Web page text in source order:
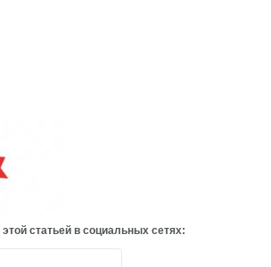
статьей в социальных сетях: